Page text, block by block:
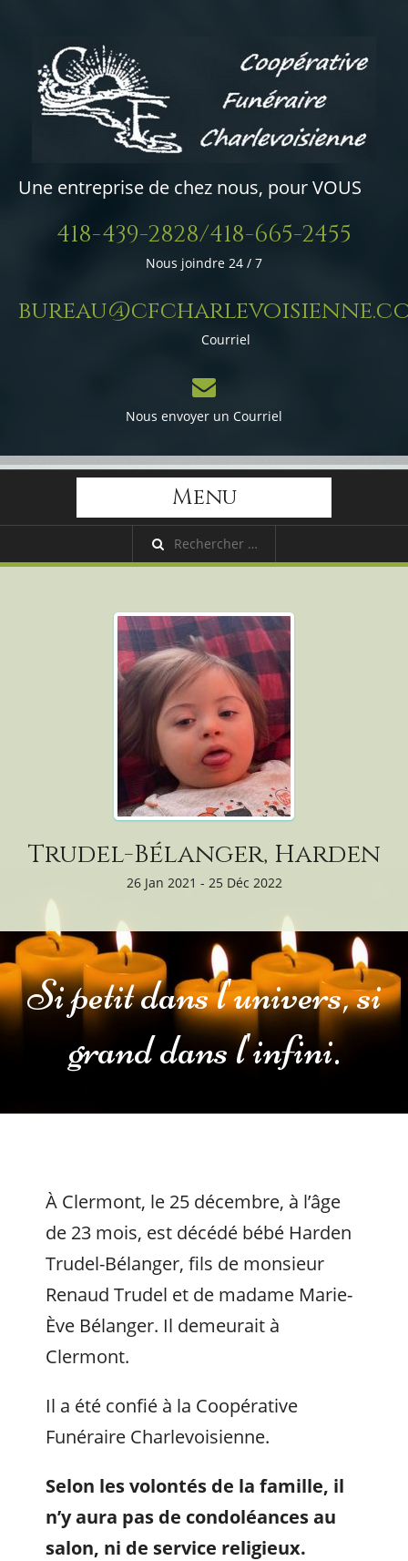
Une entreprise de chez nous, pour VOUS
418-439-2828/418-665-2455
Nous joindre 24 / 7
Courriel
Nous envoyer un Courriel
Menu
Trudel-Bélanger, Harden
26 Jan 2021 - 25 Déc 2022
Si petit dans l'univers, si
grand dans l'infini.
À Clermont, le 25 décembre, à l’âge
de 23 mois, est décédé bébé Harden
Trudel-Bélanger, fils de monsieur
Renaud Trudel et de madame Marie-
Ève Bélanger. Il demeurait à
Clermont.
Il a été confié à la Coopérative
Funéraire Charlevoisienne.
Selon les volontés de la famille, il
n’y aura pas de condoléances au
salon, ni de service religieux.